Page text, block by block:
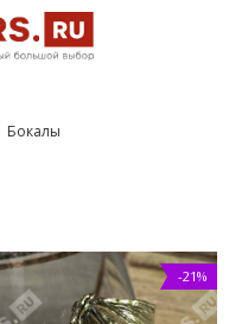
Бокалы
-21%